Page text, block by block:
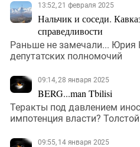
13:52, 21 февраля 2025
Нальчик и соседи.
справедливости
Раньше не замечали... Юрия
депутатских полномочий
09:14, 28 января 2025
BERG...man Tbilisi
Теракты под давлением
импотенция власти?
09:55, 14 января 2025